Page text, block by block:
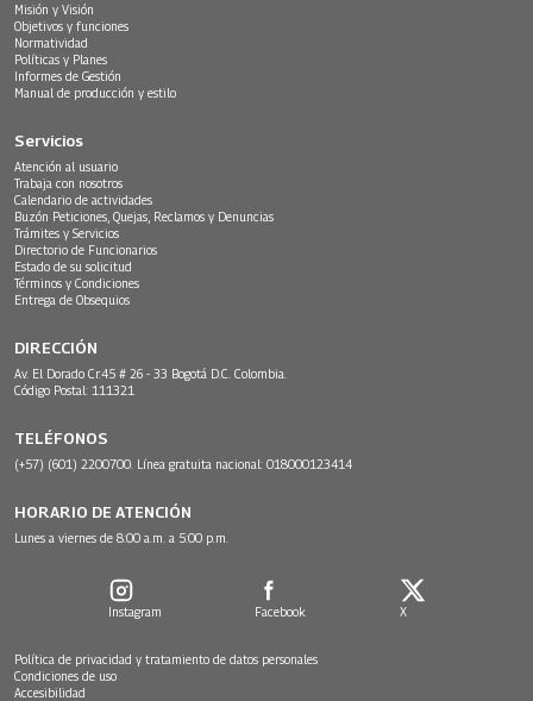
Misión y Visión
Objetivos y funciones
Normatividad
Políticas y Planes
Informes de Gestión
Manual de producción y estilo
Servicios
Atención al usuario
Trabaja con nosotros
Calendario de actividades
Buzón Peticiones, Quejas, Reclamos y Denuncias
Trámites y Servicios
Directorio de Funcionarios
Estado de su solicitud
Términos y Condiciones
Entrega de Obsequios
DIRECCIÓN
Av. El Dorado Cr.45 # 26 - 33 Bogotá D.C. Colombia.
Código Postal: 111321
TELÉFONOS
(+57) (601) 2200700. Línea gratuita nacional: 018000123414
HORARIO DE ATENCIÓN
Lunes a viernes de 8:00 a.m. a 5:00 p.m.
Instagram Facebook X
Política de privacidad y tratamiento de datos personales
Condiciones de uso
Accesibilidad